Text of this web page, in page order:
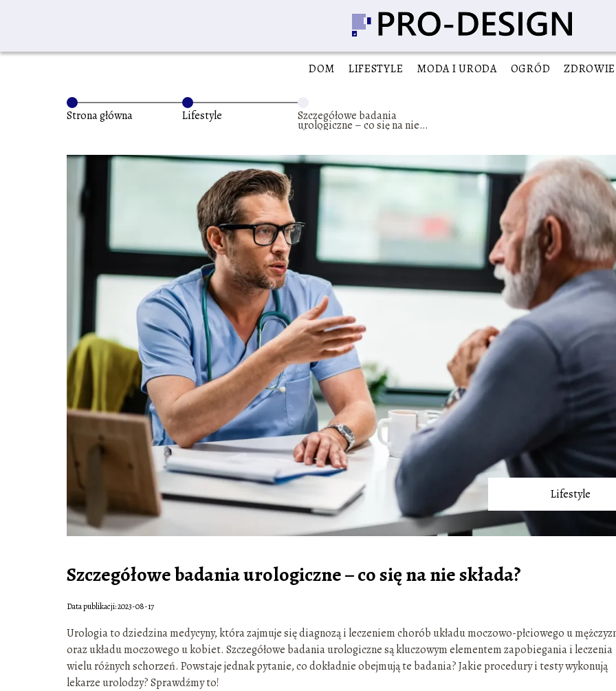
DOM LIFESTYLE MODA I URODA OGRÓD ZDROWIE
Strona główna Lifestyle Szczegółowe badania
urologiczne – co się na nie
składa?
Lifestyle
Szczegółowe badania urologiczne – co się na nie składa?
Data publikacji: 2023-08-17
Urologia to dziedzina medycyny, która zajmuje się diagnozą i leczeniem chorób układu moczowo-płciowego u
oraz układu moczowego u kobiet. Szczegółowe badania urologiczne są kluczowym elementem zapobiegania i leczenia
wielu różnych schorzeń. Powstaje jednak pytanie, co dokładnie obejmują te badania? Jakie procedury i testy wykonują
lekarze urolodzy? Sprawdźmy to!